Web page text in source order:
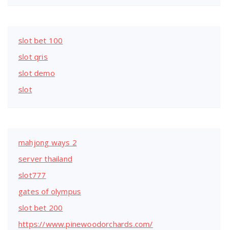
slot bet 100
slot qris
slot demo
slot
mahjong ways 2
server thailand
slot777
gates of olympus
slot bet 200
https://www.pinewoodorchards.com/